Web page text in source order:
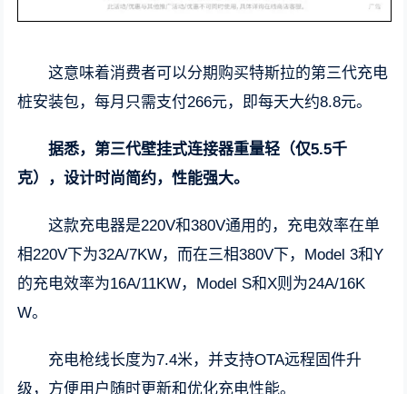
这意味着消费者可以分期购买特斯拉的第三代充电
桩安装包，每月只需支付266元，即每天大约8.8元。
据悉，第三代壁挂式连接器重量轻（仅5.5千
克），设计时尚简约，性能强大。
这款充电器是220V和380V通用的，充电效率在单
相220V下为32A/7KW，而在三相380V下，Model 3和Y
的充电效率为16A/11KW，Model S和X则为24A/16K
W。
充电枪线长度为7.4米，并支持OTA远程固件升
级，方便用户随时更新和优化充电性能。